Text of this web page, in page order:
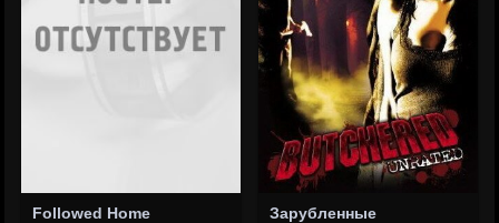
Followed Home Зарубленные